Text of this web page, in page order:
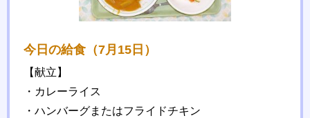
今日の給食（7月15日）
【献立】
・カレーライス
・ハンバーグまたはフライドチキン